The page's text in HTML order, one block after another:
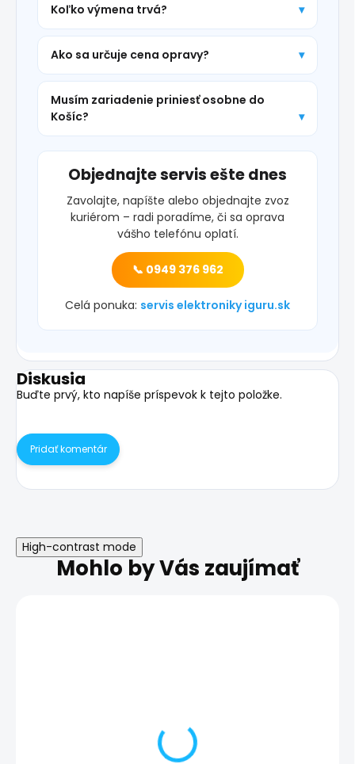
Koľko výmena trvá?
Ako sa určuje cena opravy?
Musím zariadenie priniesť osobne do
Košíc?
Objednajte servis ešte dnes
Zavolajte, napíšte alebo objednajte zvoz
kuriérom – radi poradíme, či sa oprava
vášho telefónu oplatí.
📞 0949 376 962
Celá ponuka: servis elektroniky iguru.sk
Diskusia
Buďte prvý, kto napíše príspevok k tejto položke.
Pridať komentár
High-contrast mode
Mohlo by Vás zaujímať